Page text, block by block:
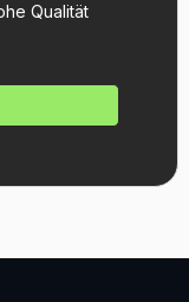
Qualität